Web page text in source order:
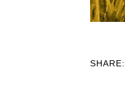
SHARE: